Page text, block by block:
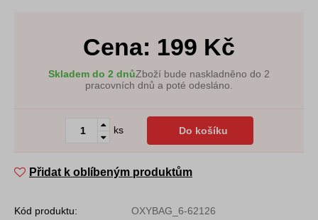
Cena: 199 Kč
Skladem do 2 dnůZboží bude naskladněno do 2
pracovních dnů a poté odesláno.
ks Do košíku
Přidat k oblíbeným produktům
Kód produktu:
OXYBAG_6-62126